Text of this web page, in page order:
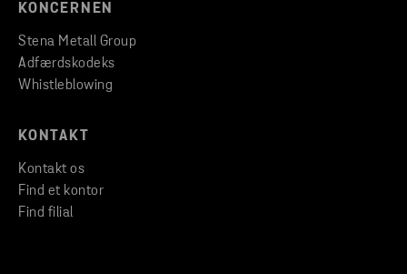
KONCERNEN
Stena Metall Group
Adfærdskodeks
Whistleblowing
KONTAKT
Kontakt os
Find et kontor
Find filial